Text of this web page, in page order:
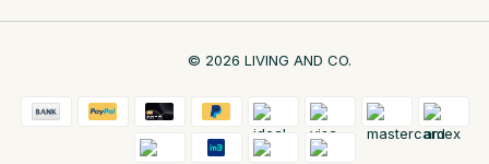
© 2026 LIVING AND CO.